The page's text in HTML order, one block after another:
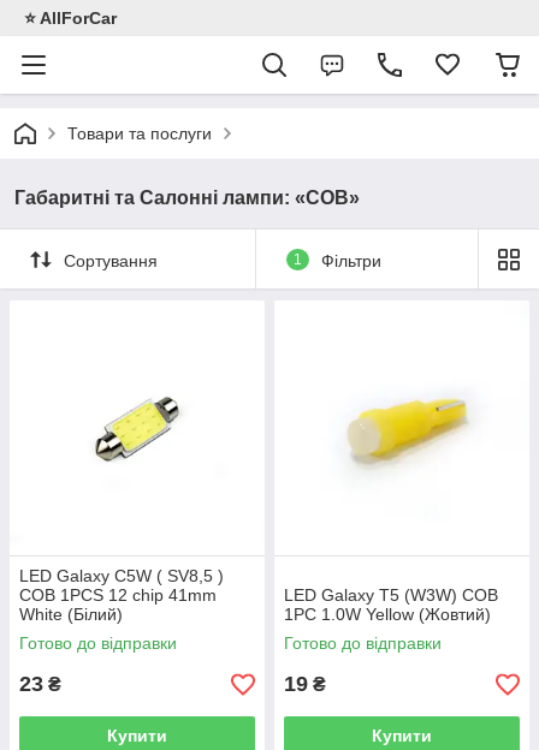
⭐️ AllForCar
Товари та послуги
Габаритні та Салонні лампи: «COB»
Сортування 1 Фільтри
LED Galaxy C5W ( SV8,5 )
COB 1PCS 12 chip 41mm
White (Білий)
Готово до відправки
23 ₴
Купити
LED Galaxy T5 (W3W) COB
1PC 1.0W Yellow (Жовтий)
Готово до відправки
19 ₴
Купити